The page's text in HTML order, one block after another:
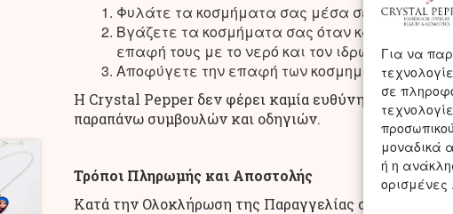
Για να
σε
μοναδικά
ή η
ορισμένες
Φυλάτε τα κοσμήματα σας μέσα σε κασετίνα
Βγάζετε τα κοσμήματα σας όταν κάνετε
επαφή τους με το νερό και τον ιδρώτα.
Αποφύγετε την επαφή των κοσμημάτων σας
Η Crystal Pepper δεν φέρει καμία ευθύνη για όποια
παραπάνω συμβουλών και οδηγιών.
Τρόποι Πληρωμής και Αποστολής
Κατά την Ολοκλήρωση της Παραγγελίας σας έχετε 4